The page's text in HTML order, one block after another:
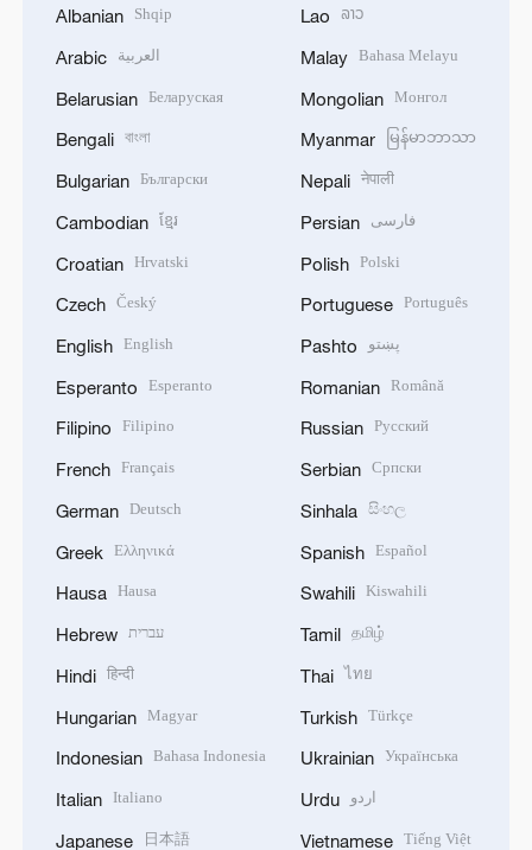
Albanian Shqip
Arabic العربية
Belarusian Беларуская
Bengali বাংলা
Bulgarian Български
Cambodian ខ្មែរ
Croatian Hrvatski
Czech Český
English English
Esperanto Esperanto
Filipino Filipino
French Français
German Deutsch
Greek Ελληνικά
Hausa Hausa
Hebrew עברית
Hindi हिन्दी
Hungarian Magyar
Indonesian Bahasa Indonesia
Italian Italiano
Japanese 日本語
Lao ລາວ
Malay Bahasa Melayu
Mongolian Монгол
Myanmar မြန်မာဘာသာ
Nepali नेपाली
Persian فارسی
Polish Polski
Portuguese Português
Pashto پښتو
Romanian Română
Russian Русский
Serbian Српски
Sinhala සිංහල
Spanish Español
Swahili Kiswahili
Tamil தமிழ்
Thai ไทย
Turkish Türkçe
Ukrainian Українська
Urdu اردو
Vietnamese Tiếng Việt